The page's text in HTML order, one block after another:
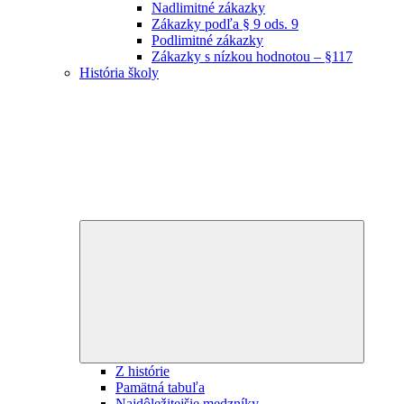
Nadlimitné zákazky
Zákazky podľa § 9 ods. 9
Podlimitné zákazky
Zákazky s nízkou hodnotou – §117
História školy
Z histórie
Pamätná tabuľa